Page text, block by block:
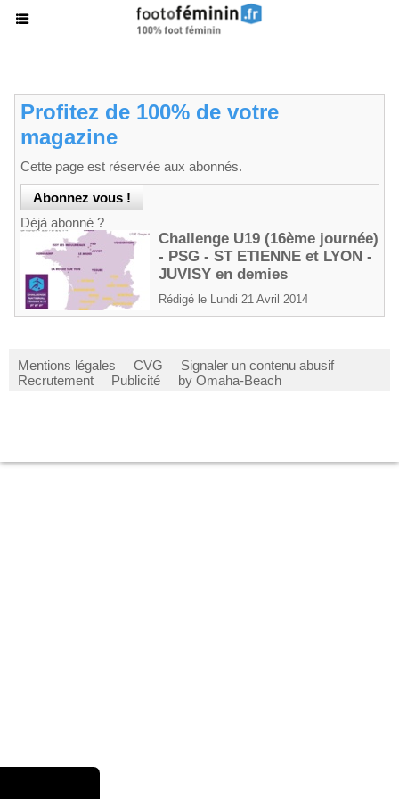
Profitez de 100% de votre
magazine
Cette page est réservée aux abonnés.
Déjà abonné ?
Challenge U19 (16ème journée)
- PSG - ST ETIENNE et LYON -
JUVISY en demies
Rédigé le Lundi 21 Avril 2014
Mentions légales CVG
Signaler un contenu abusif
Recrutement
Publicité by Omaha-Beach